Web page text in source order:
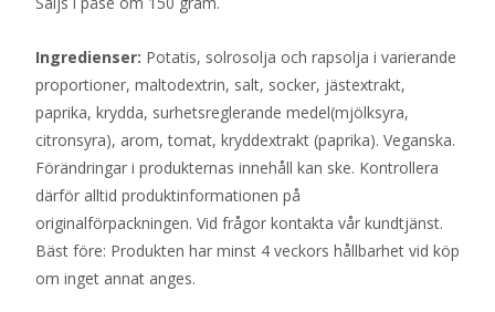
Ingredienser: Potatis, solrosolja och rapsolja i varierande
proportioner, maltodextrin, salt, socker, jästextrakt,
paprika, krydda, surhetsreglerande medel(mjölksyra,
citronsyra), arom, tomat, kryddextrakt (paprika). Veganska.
Förändringar i produkternas innehåll kan ske. Kontrollera
därför alltid produktinformationen på
originalförpackningen. Vid frågor kontakta vår kundtjänst.
Bäst före: Produkten har minst 4 veckors hållbarhet vid köp
om inget annat anges.